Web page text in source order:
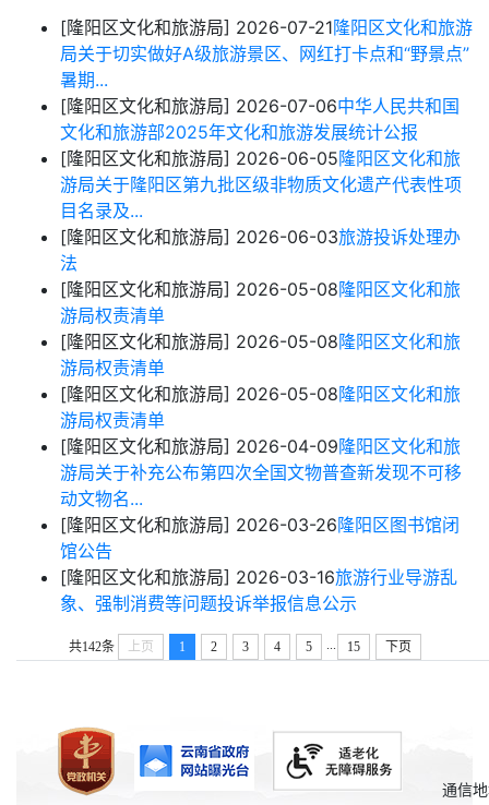
[隆阳区文化和旅游局] 2026-07-21隆阳区文化和旅游
局关于切实做好A级旅游景区、网红打卡点和“野景点”
暑期...
[隆阳区文化和旅游局] 2026-07-06中华人民共和国
文化和旅游部2025年文化和旅游发展统计公报
[隆阳区文化和旅游局] 2026-06-05隆阳区文化和旅
游局关于隆阳区第九批区级非物质文化遗产代表性项
目名录及...
[隆阳区文化和旅游局] 2026-06-03旅游投诉处理办
法
[隆阳区文化和旅游局] 2026-05-08隆阳区文化和旅
游局权责清单
[隆阳区文化和旅游局] 2026-05-08隆阳区文化和旅
游局权责清单
[隆阳区文化和旅游局] 2026-05-08隆阳区文化和旅
游局权责清单
[隆阳区文化和旅游局] 2026-04-09隆阳区文化和旅
游局关于补充公布第四次全国文物普查新发现不可移
动文物名...
[隆阳区文化和旅游局] 2026-03-26隆阳区图书馆闭
馆公告
[隆阳区文化和旅游局] 2026-03-16旅游行业导游乱
象、强制消费等问题投诉举报信息公示
共142条 上页 1 2 3 4 5 ... 15 下页
通信